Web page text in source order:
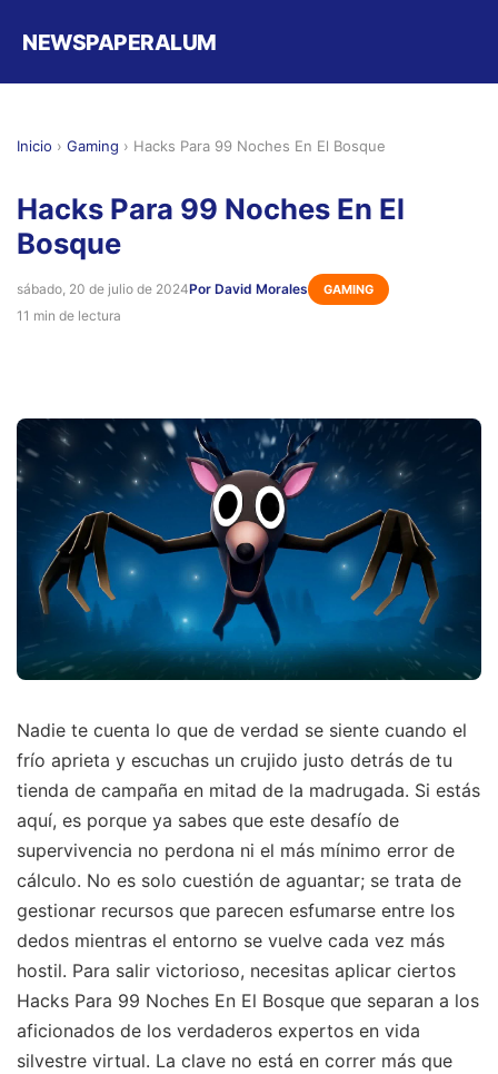
NEWSPAPERALUM
Inicio › Gaming › Hacks Para 99 Noches En El Bosque
Hacks Para 99 Noches En El
Bosque
sábado, 20 de julio de 2024Por David Morales GAMING
11 min de lectura
Nadie te cuenta lo que de verdad se siente cuando el
frío aprieta y escuchas un crujido justo detrás de tu
tienda de campaña en mitad de la madrugada. Si estás
aquí, es porque ya sabes que este desafío de
supervivencia no perdona ni el más mínimo error de
cálculo. No es solo cuestión de aguantar; se trata de
gestionar recursos que parecen esfumarse entre los
dedos mientras el entorno se vuelve cada vez más
hostil. Para salir victorioso, necesitas aplicar ciertos
Hacks Para 99 Noches En El Bosque que separan a los
aficionados de los verdaderos expertos en vida
silvestre virtual. La clave no está en correr más que